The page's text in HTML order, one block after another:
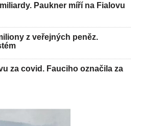
Paukner míří na Fialovu
z veřejných peněz.
za covid. Fauciho označila za